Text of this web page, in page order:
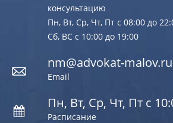
консультацию
Пн, Вт, Ср, Чт, Пт с 08:00 до
Сб, ВС с 10:00 до 19:00
nm@advokat-malov.ru
Email
Пн, Вт, Ср, Чт, Пт с
Расписание